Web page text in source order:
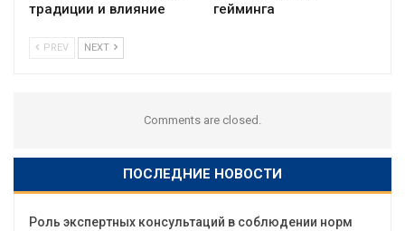
традиции и влияние
гейминга
PREV NEXT
Comments are closed.
ПОСЛЕДНИЕ НОВОСТИ
Роль экспертных консультаций в соблюдении норм